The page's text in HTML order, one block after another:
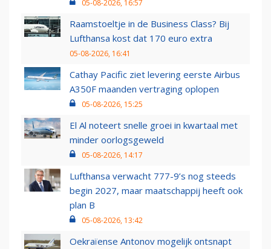
05-08-2026, 16:57
Raamstoeltje in de Business Class? Bij
Lufthansa kost dat 170 euro extra
05-08-2026, 16:41
Cathay Pacific ziet levering eerste Airbus
A350F maanden vertraging oplopen
05-08-2026, 15:25
El Al noteert snelle groei in kwartaal met
minder oorlogsgeweld
05-08-2026, 14:17
Lufthansa verwacht 777-9’s nog steeds
begin 2027, maar maatschappij heeft ook
plan B
05-08-2026, 13:42
Oekraïense Antonov mogelijk ontsnapt